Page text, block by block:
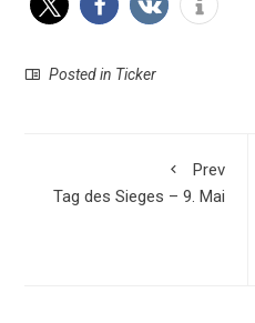
Posted in Ticker
Prev
Tag des Sieges – 9. Mai